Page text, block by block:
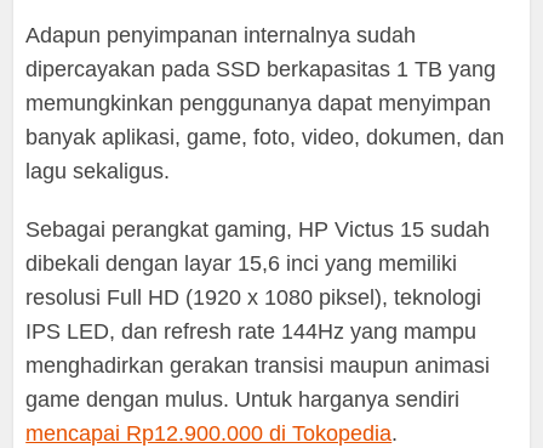
Adapun penyimpanan internalnya sudah
dipercayakan pada SSD berkapasitas 1 TB yang
memungkinkan penggunanya dapat menyimpan
banyak aplikasi, game, foto, video, dokumen, dan
lagu sekaligus.
Sebagai perangkat gaming, HP Victus 15 sudah
dibekali dengan layar 15,6 inci yang memiliki
resolusi Full HD (1920 x 1080 piksel), teknologi
IPS LED, dan refresh rate 144Hz yang mampu
menghadirkan gerakan transisi maupun animasi
game dengan mulus. Untuk harganya sendiri
mencapai Rp12.900.000 di Tokopedia.